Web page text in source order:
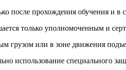
после прохождения обучения и в
только уполномоченным и
грузом или в зоне движения
использование специального